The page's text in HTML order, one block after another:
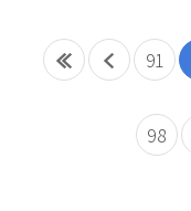
91
98